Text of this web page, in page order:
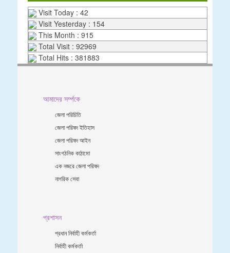
Visit Today : 42
Visit Yesterday : 154
This Month : 915
Total Visit : 92969
Total Hits : 381883
আমাদের সর্ম্পকে
জেলা পরিচিতি
জেলা পরিষদ ইতিহাস
জেলা পরিষদ আইন
সাংগঠনিক কাঠামো
এক নজরে জেলা পরিষদ
নাগরিক সেবা
প্রশাসন
প্রধান নির্বাহী কর্মকর্তা
নির্বাহী কর্মকর্তা